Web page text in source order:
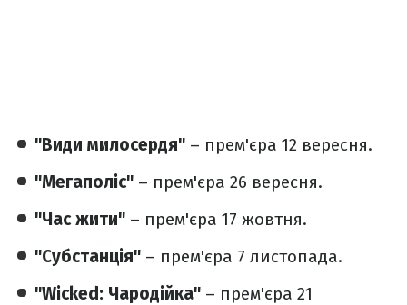
"Види милосердя" – прем'єра 12 вересня.
"Мегаполіс" – прем'єра 26 вересня.
"Час жити" – прем'єра 17 жовтня.
"Субстанція" – прем'єра 7 листопада.
"Wicked: Чародійка" – прем'єра 21